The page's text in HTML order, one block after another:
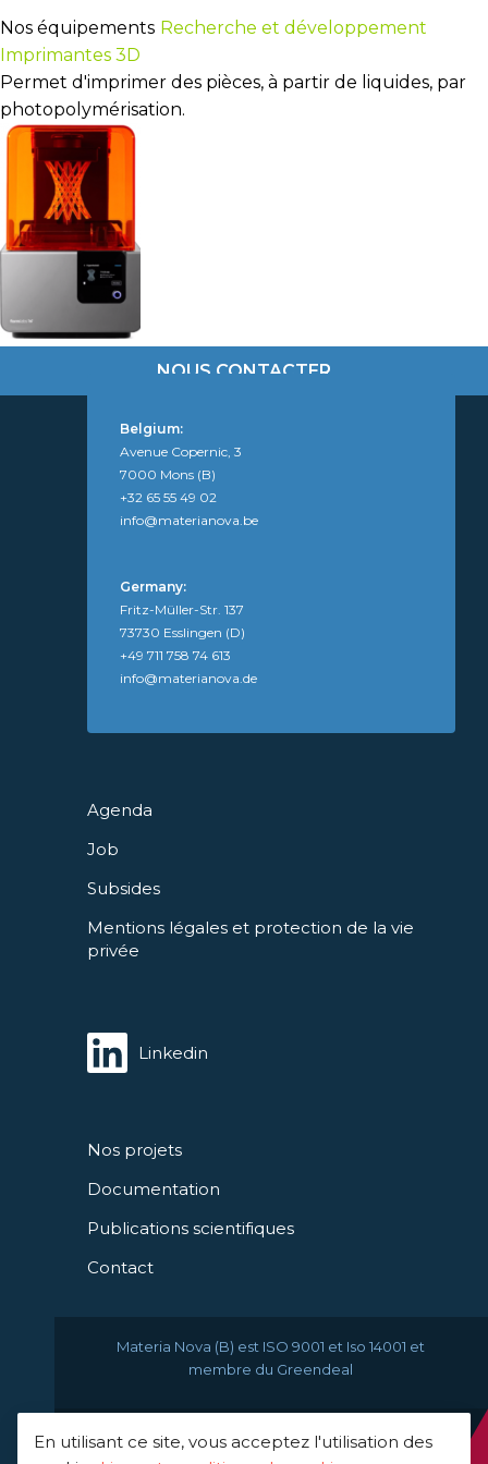
Nos équipements Recherche et développement
Imprimantes 3D
Permet d'imprimer des pièces, à partir de liquides, par
photopolymérisation.
NOUS CONTACTER
Nos projets
Documentation
Publications scientifiques
Contact
Agenda
Job
Subsides
Mentions légales et protection de la vie
privée
Belgium:
Avenue Copernic, 3
7000 Mons (B)
+32 65 55 49 02
info@materianova.be
Germany:
Fritz-Müller-Str. 137
73730 Esslingen (D)
+49 711 758 74 613
info@materianova.de
Linkedin
Materia Nova (B) est ISO 9001 et Iso 14001 et
membre du Greendeal
© 2021 Materia Nova -
En utilisant ce site, vous acceptez l'utilisation des